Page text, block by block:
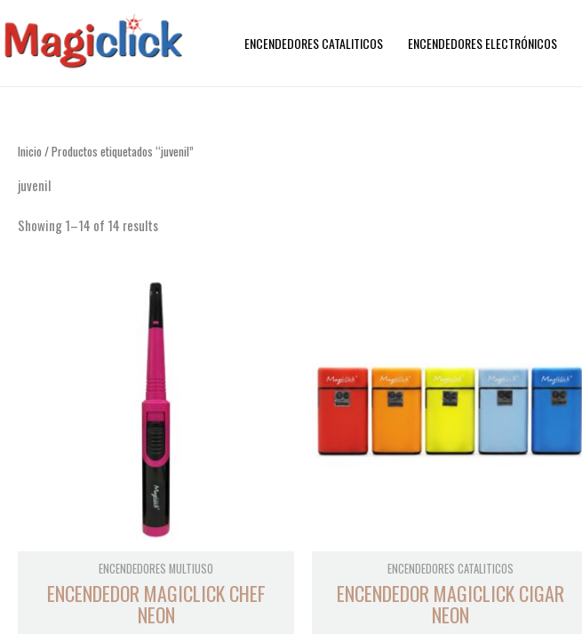
al
contenido
ENCENDEDORES CATALITICOS ENCENDEDORES ELECTRÓNICOS
Inicio / Productos etiquetados “juvenil”
juvenil
Showing 1–14 of 14 results
ENCENDEDORES MULTIUSO
ENCENDEDOR MAGICLICK CHEF
NEON
ENCENDEDORES CATALITICOS
ENCENDEDOR MAGICLICK CIGAR
NEON